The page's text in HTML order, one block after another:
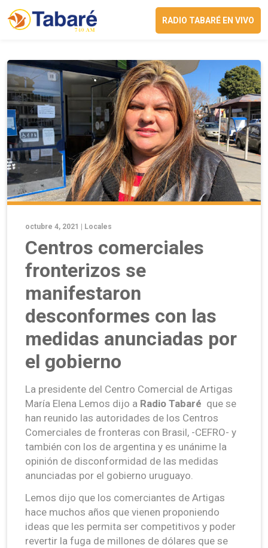
RADIO TABARÉ EN VIVO
octubre 4, 2021 | Locales
Centros comerciales
fronterizos se
manifestaron
desconformes con las
medidas anunciadas por
el gobierno
La presidente del Centro Comercial de Artigas
María Elena Lemos dijo a Radio Tabaré que se
han reunido las autoridades de los Centros
Comerciales de fronteras con Brasil, -CEFRO- y
también con los de argentina y es unánime la
opinión de disconformidad de las medidas
anunciadas por el gobierno uruguayo.
Lemos dijo que los comerciantes de Artigas
hace muchos años que vienen proponiendo
ideas que les permita ser competitivos y poder
revertir la fuga de millones de dólares que se